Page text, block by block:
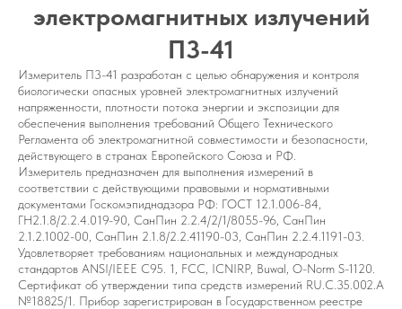
электромагнитных излучений
П3-41
Измеритель П3-41 разработан с целью обнаружения и контроля
биологически опасных уровней электромагнитных излучений
напряженности, плотности потока энергии и экспозиции для
обеспечения выполнения требований Общего Технического
Регламента об электромагнитной совместимости и безопасности,
действующего в странах Европейского Союза и РФ.
Измеритель предназначен для выполнения измерений в
соответствии с действующими правовыми и нормативными
документами Госкомэпиднадзора РФ: ГОСТ 12.1.006-84,
ГН2.1.8/2.2.4.019-90, СанПин 2.2.4/2/1/8055-96, СанПин
2.1.2.1002-00, СанПин 2.1.8/2.2.41190-03, СанПин 2.2.4.1191-03.
Удовлетворяет требованиям национальных и международных
стандартов ANSI/IEEE C95. 1, FCC, ICNIRP, Buwal, O-Norm S-1120.
Сертификат об утверждении типа средств измерений RU.C.35.002.A
№18825/1. Прибор зарегистрирован в Государственном реестре